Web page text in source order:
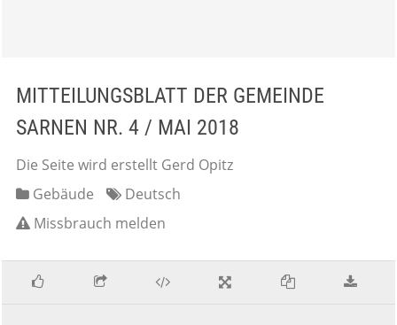
MITTEILUNGSBLATT DER GEMEINDE
SARNEN NR. 4 / MAI 2018
Die Seite wird erstellt Gerd Opitz
Gebäude
Deutsch
Missbrauch melden